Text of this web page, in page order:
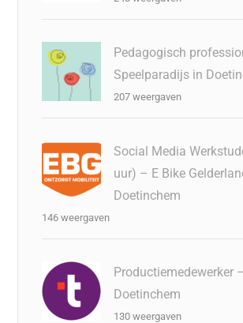
Pedagogisch
Speelparadijs in
207 weergaven
Social Media
uur) – E Bike
Doetinchem
146 weergaven
Productiemedewerker
Doetinchem
130 weergaven